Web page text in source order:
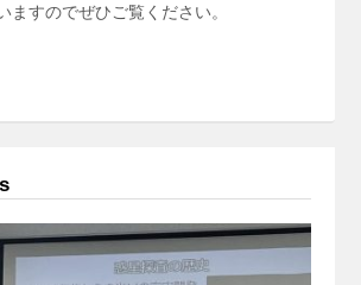
ますのでぜひご覧ください。